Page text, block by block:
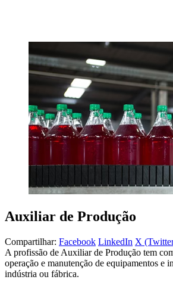
Auxiliar de Produção
Compartilhar: Facebook LinkedIn X
A profissão de Auxiliar de Produção tem
operação e manutenção de equipamentos e
indústria ou fábrica.